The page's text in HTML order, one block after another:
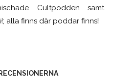
Cultpodden samt
alla finns där poddar finns!